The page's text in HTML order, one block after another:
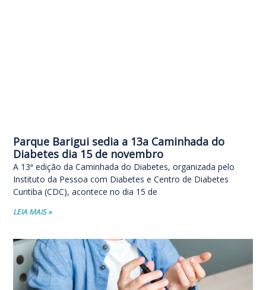
Parque Barigui sedia a 13a Caminhada do
Diabetes dia 15 de novembro
A 13ª edição da Caminhada do Diabetes, organizada pelo
Instituto da Pessoa com Diabetes e Centro de Diabetes
Curitiba (CDC), acontece no dia 15 de
LEIA MAIS »